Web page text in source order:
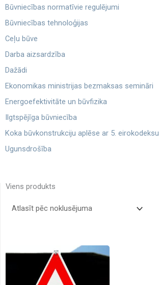
Būvniecības normatīvie regulējumi
Būvniecības tehnoloģijas
Ceļu būve
Darba aizsardzība
Dažādi
Ekonomikas ministrijas bezmaksas semināri
Energoefektivitāte un būvfizika
Ilgtspējīga būvniecība
Koka būvkonstrukciju aplēse ar 5. eirokodeksu
Ugunsdrošība
Viens produkts